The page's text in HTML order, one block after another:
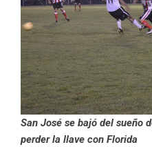
San José se bajó del sueño
perder la llave con Florida